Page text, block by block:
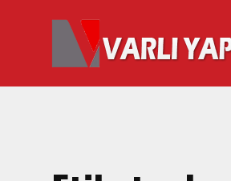
ANASAYFA
HAKKIMIZDA